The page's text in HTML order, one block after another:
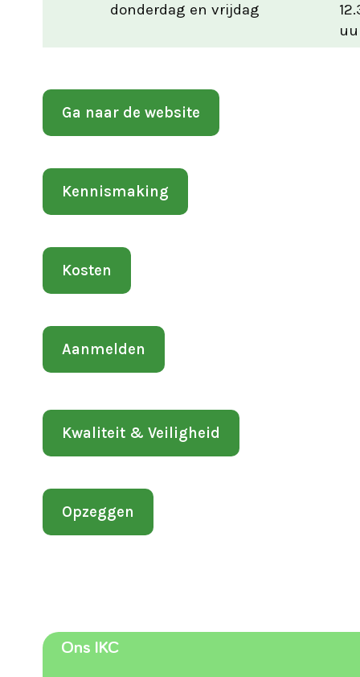
donderdag en vrijdag
Ga naar de website
Kennismaking
Kosten
Aanmelden
Kwaliteit & Veiligheid
Opzeggen
Ons IKC